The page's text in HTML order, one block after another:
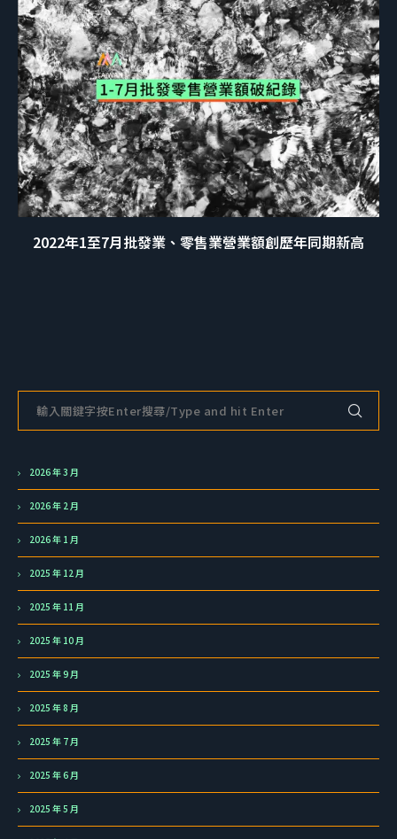
2022年1至7月批發業、零售業營業額創歷年同期新高
2026 年 3 月
2026 年 2 月
2026 年 1 月
2025 年 12 月
2025 年 11 月
2025 年 10 月
2025 年 9 月
2025 年 8 月
2025 年 7 月
2025 年 6 月
2025 年 5 月